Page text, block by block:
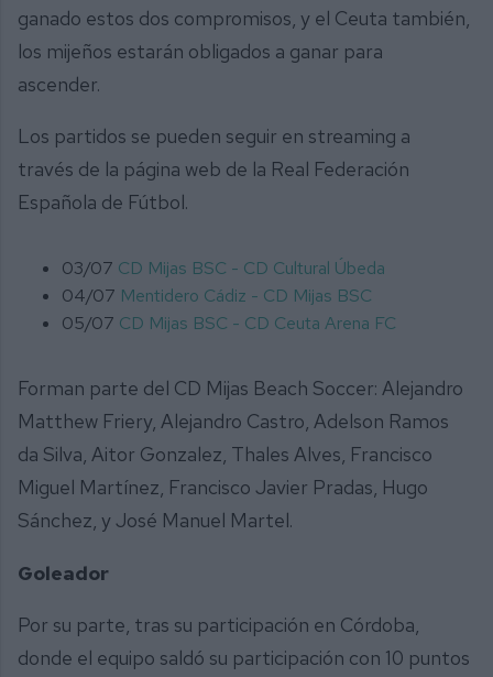
ganado estos dos compromisos, y el Ceuta también,
los mijeños estarán obligados a ganar para
ascender.
Los partidos se pueden seguir en streaming a
través de la página web de la Real Federación
Española de Fútbol.
03/07 CD Mijas BSC - CD Cultural Úbeda
04/07 Mentidero Cádiz - CD Mijas BSC
05/07 CD Mijas BSC - CD Ceuta Arena FC
Forman parte del CD Mijas Beach Soccer: Alejandro
Matthew Friery, Alejandro Castro, Adelson Ramos
da Silva, Aitor Gonzalez, Thales Alves, Francisco
Miguel Martínez, Francisco Javier Pradas, Hugo
Sánchez, y José Manuel Martel.
Goleador
Por su parte, tras su participación en Córdoba,
donde el equipo saldó su participación con 10 puntos